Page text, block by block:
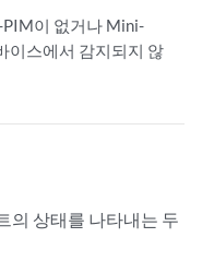
이 없거나 Mini-
이스에서 감지되지 않
의 상태를 나타내는 두